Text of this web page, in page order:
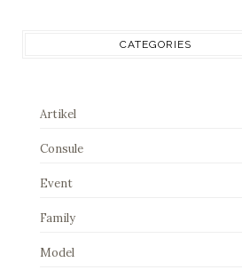
CATEGORIES
Artikel
Consule
Event
Family
Model